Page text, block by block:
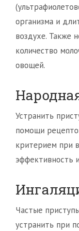
организма и
воздухе. Также
количество
овощей.
Устранить
помощи
критерием при
эффективность
Частые
устранить при